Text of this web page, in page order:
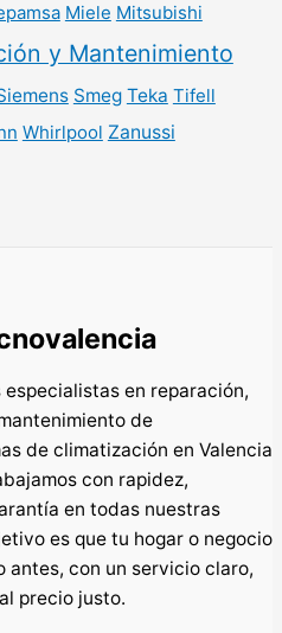
Miele Mitsubishi
y Mantenimiento
Smeg Teka Tifell
Whirlpool Zanussi
especialistas en reparación,
de
de climatización en Valencia
con rapidez,
en todas nuestras
es que tu hogar o negocio
con un servicio claro,
precio justo.